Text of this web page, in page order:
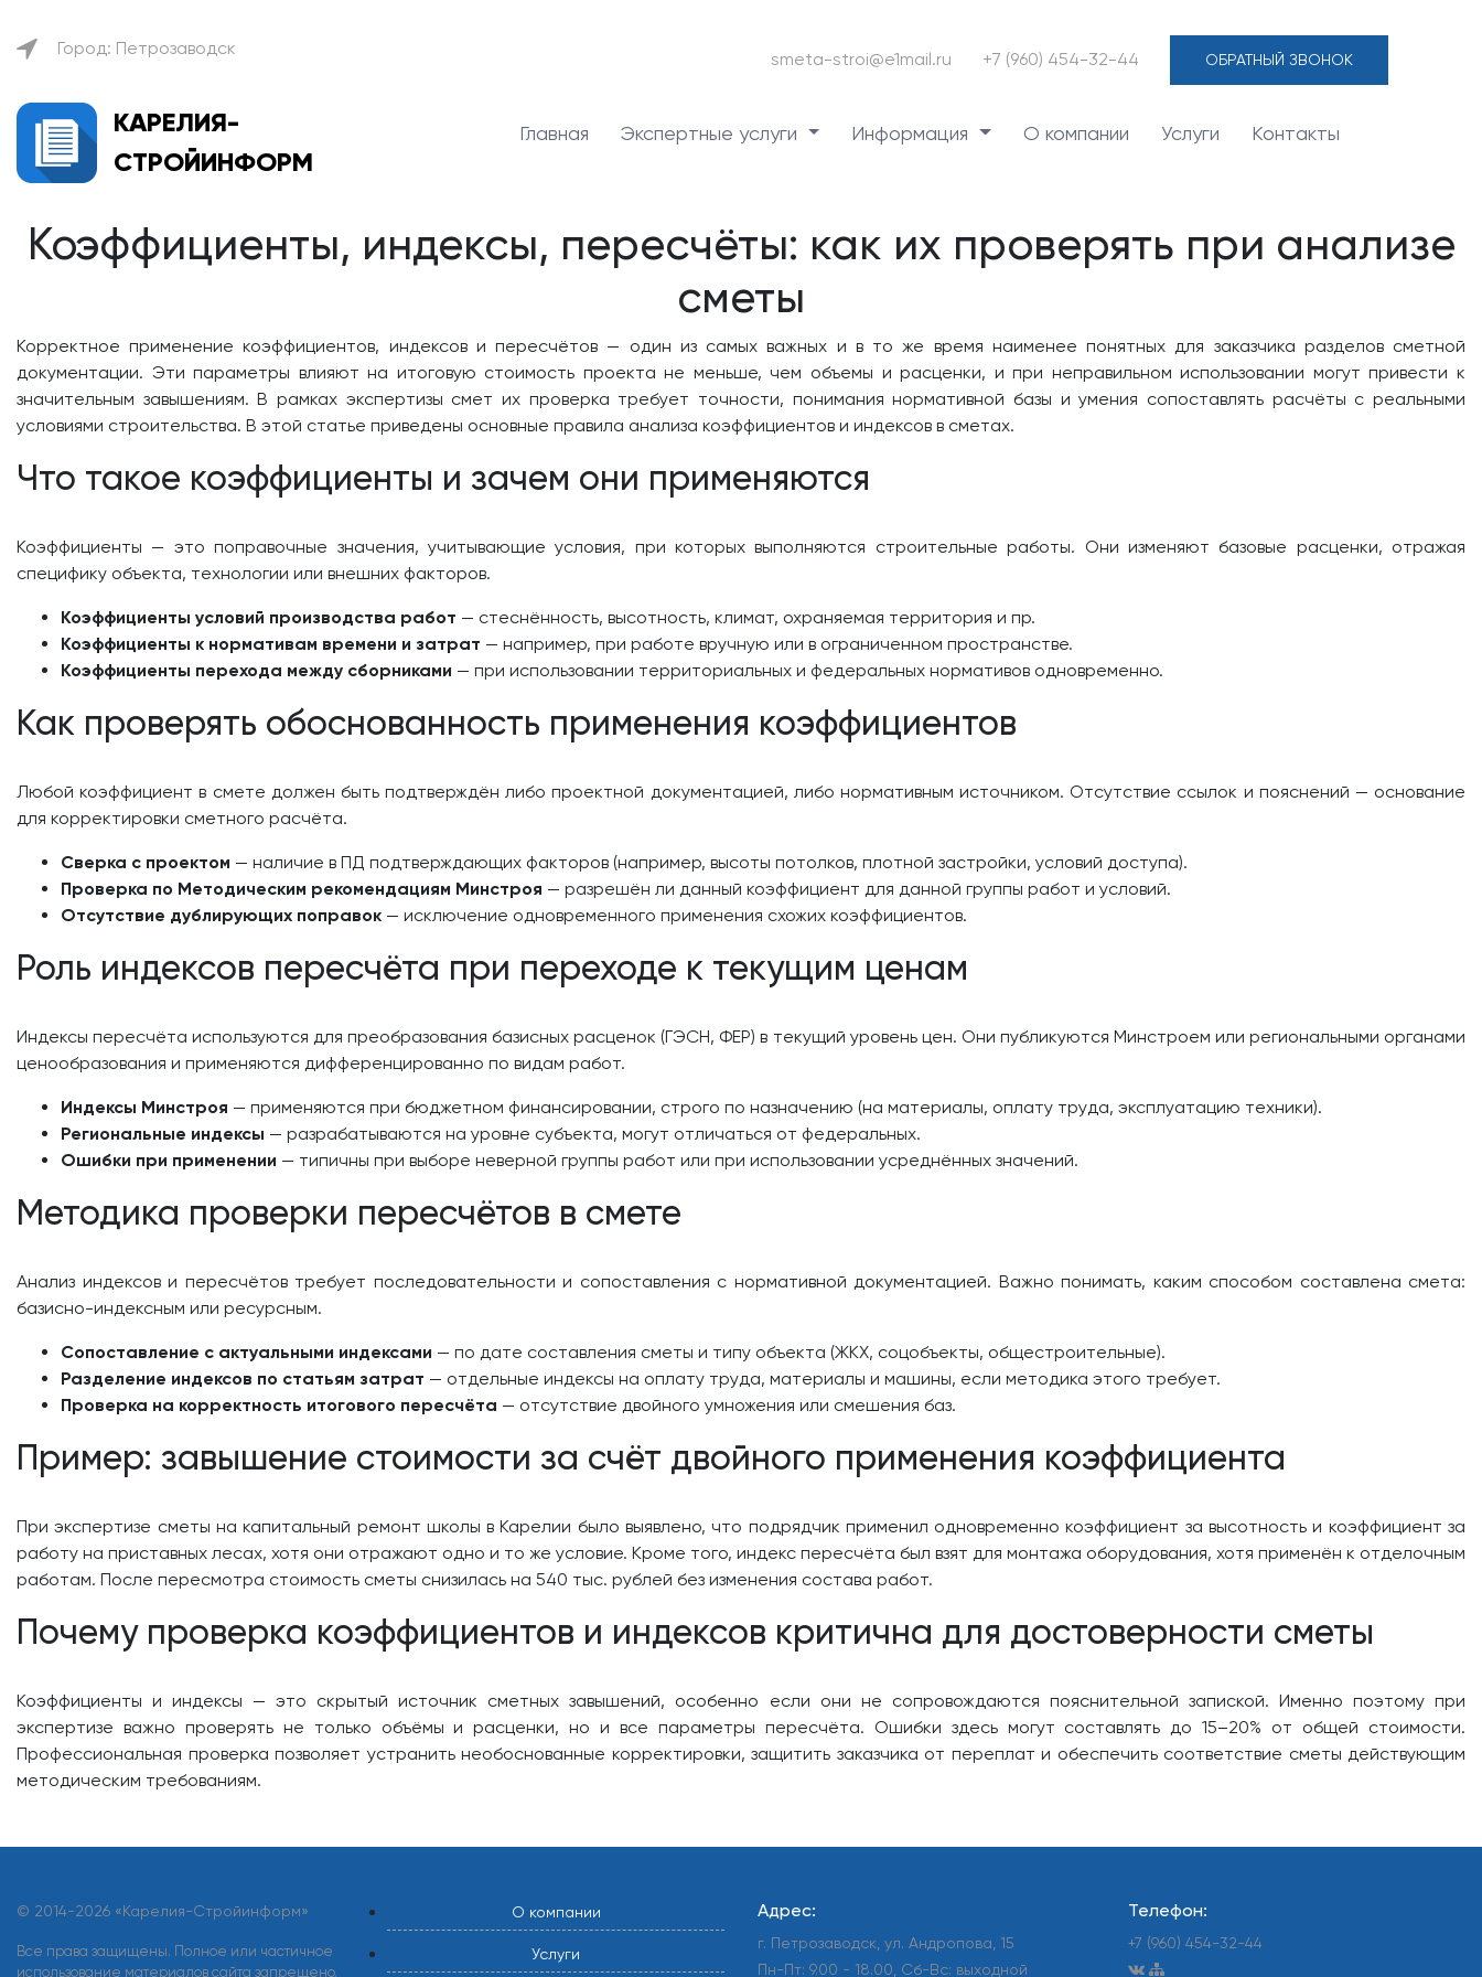
Город: Петрозаводск smeta-stroi@e1mail.ru +7 (960) 454-32-44 ОБРАТНЫЙ ЗВОНОК
КАРЕЛИЯ-
СТРОЙИНФОРМ
Главная Экспертные услуги Информация О компании Услуги Контакты
Коэффициенты, индексы, пересчёты: как их проверять при анализе
сметы
Корректное применение коэффициентов, индексов и пересчётов — один из самых важных и в то же время наименее понятных для заказчика разделов сметной
документации. Эти параметры влияют на итоговую стоимость проекта не меньше, чем объемы и расценки, и при неправильном использовании могут привести к
значительным завышениям. В рамках экспертизы смет их проверка требует точности, понимания нормативной базы и умения сопоставлять расчёты с реальными
условиями строительства. В этой статье приведены основные правила анализа коэффициентов и индексов в сметах.
Что такое коэффициенты и зачем они применяются
Коэффициенты — это поправочные значения, учитывающие условия, при которых выполняются строительные работы. Они изменяют базовые расценки, отражая
специфику объекта, технологии или внешних факторов.
Коэффициенты условий производства работ — стеснённость, высотность, климат, охраняемая территория и пр.
Коэффициенты к нормативам времени и затрат — например, при работе вручную или в ограниченном пространстве.
Коэффициенты перехода между сборниками — при использовании территориальных и федеральных нормативов одновременно.
Как проверять обоснованность применения коэффициентов
Любой коэффициент в смете должен быть подтверждён либо проектной документацией, либо нормативным источником. Отсутствие ссылок и пояснений — основание
для корректировки сметного расчёта.
Сверка с проектом — наличие в ПД подтверждающих факторов (например, высоты потолков, плотной застройки, условий доступа).
Проверка по Методическим рекомендациям Минстроя — разрешён ли данный коэффициент для данной группы работ и условий.
Отсутствие дублирующих поправок — исключение одновременного применения схожих коэффициентов.
Роль индексов пересчёта при переходе к текущим ценам
Индексы пересчёта используются для преобразования базисных расценок (ГЭСН, ФЕР) в текущий уровень цен. Они публикуются Минстроем или региональными органами
ценообразования и применяются дифференцированно по видам работ.
Индексы Минстроя — применяются при бюджетном финансировании, строго по назначению (на материалы, оплату труда, эксплуатацию техники).
Региональные индексы — разрабатываются на уровне субъекта, могут отличаться от федеральных.
Ошибки при применении — типичны при выборе неверной группы работ или при использовании усреднённых значений.
Методика проверки пересчётов в смете
Анализ индексов и пересчётов требует последовательности и сопоставления с нормативной документацией. Важно понимать, каким способом составлена смета:
базисно-индексным или ресурсным.
Сопоставление с актуальными индексами — по дате составления сметы и типу объекта (ЖКХ, соцобъекты, общестроительные).
Разделение индексов по статьям затрат — отдельные индексы на оплату труда, материалы и машины, если методика этого требует.
Проверка на корректность итогового пересчёта — отсутствие двойного умножения или смешения баз.
Пример: завышение стоимости за счёт двойного применения коэффициента
При экспертизе сметы на капитальный ремонт школы в Карелии было выявлено, что подрядчик применил одновременно коэффициент за высотность и коэффициент за
работу на приставных лесах, хотя они отражают одно и то же условие. Кроме того, индекс пересчёта был взят для монтажа оборудования, хотя применён к отделочным
работам. После пересмотра стоимость сметы снизилась на 540 тыс. рублей без изменения состава работ.
Почему проверка коэффициентов и индексов критична для достоверности сметы
Коэффициенты и индексы — это скрытый источник сметных завышений, особенно если они не сопровождаются пояснительной запиской. Именно поэтому при
экспертизе важно проверять не только объёмы и расценки, но и все параметры пересчёта. Ошибки здесь могут составлять до 15–20% от общей стоимости.
Профессиональная проверка позволяет устранить необоснованные корректировки, защитить заказчика от переплат и обеспечить соответствие сметы действующим
методическим требованиям.
© 2014-2026 «Карелия-Стройинформ»
Все права защищены. Полное или частичное
использование материалов сайта запрещено.
О компании
Услуги
Адрес:
г. Петрозаводск, ул. Андропова, 15
Пн-Пт: 9.00 - 18.00, Сб-Вс: выходной
Телефон:
+7 (960) 454-32-44